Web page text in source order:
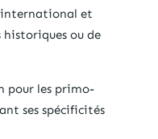
et
ou de
pour les primo-
ses spécificités